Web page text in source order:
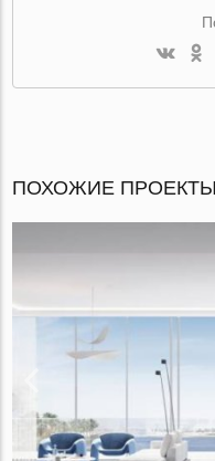
ПОХОЖИЕ ПРОЕКТЫ